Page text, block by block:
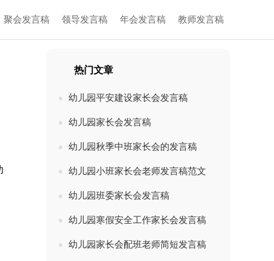
聚会发言稿 领导发言稿 年会发言稿 教师发言稿
热门文章
幼儿园平安建设家长会发言稿
幼儿园家长会发言稿
幼儿园秋季中班家长会的发言稿
幼儿园小班家长会老师发言稿范文
幼儿园班委家长会发言稿
幼儿园寒假安全工作家长会发言稿
幼儿园家长会配班老师简短发言稿